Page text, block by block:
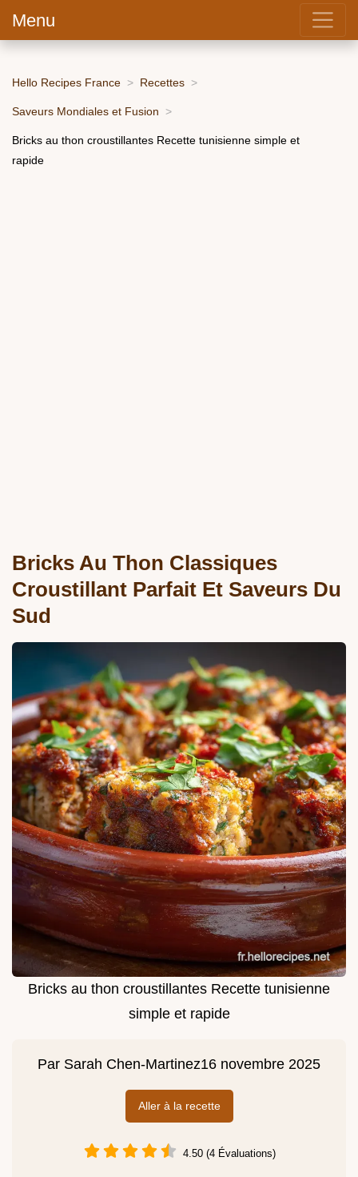
Menu
Hello Recipes France Recettes
Saveurs Mondiales et Fusion
Bricks au thon croustillantes Recette tunisienne simple et
rapide
Bricks Au Thon Classiques
Croustillant Parfait Et Saveurs Du
Sud
Bricks au thon croustillantes Recette tunisienne
simple et rapide
Par Sarah Chen-Martinez16 novembre 2025
Aller à la recette
4.50 (4 Évaluations)